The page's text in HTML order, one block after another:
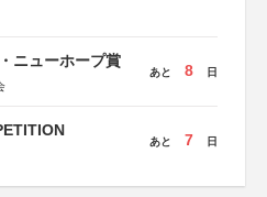
ニューホープ賞
あと 8 日
あと 7 日